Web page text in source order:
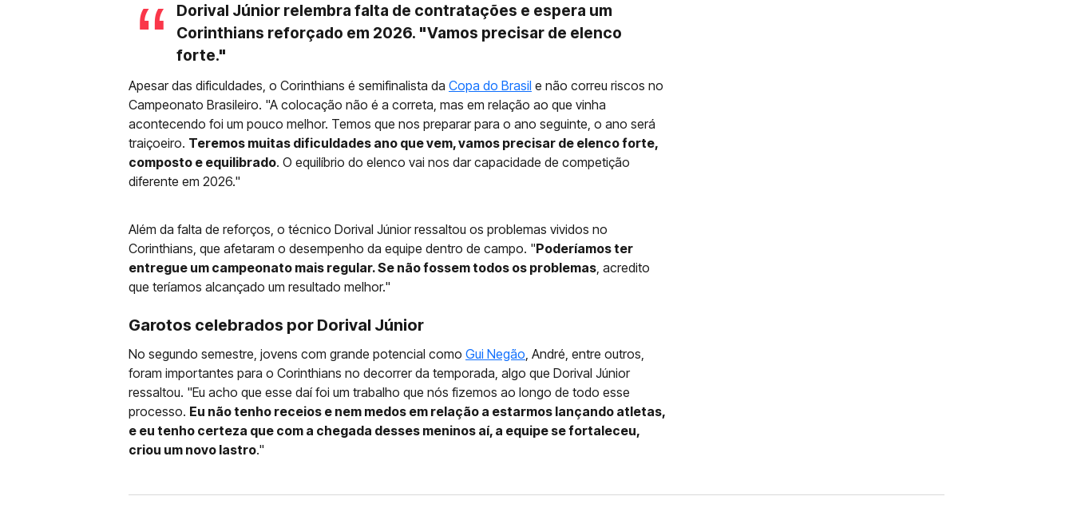
Dorival Júnior relembra falta de contratações e espera um
Corinthians reforçado em 2026. "Vamos precisar de elenco
forte."
Apesar das dificuldades, o Corinthians é semifinalista da Copa do Brasil e não correu riscos no
Campeonato Brasileiro. "A colocação não é a correta, mas em relação ao que vinha
acontecendo foi um pouco melhor. Temos que nos preparar para o ano seguinte, o ano será
traiçoeiro. Teremos muitas dificuldades ano que vem, vamos precisar de elenco forte,
composto e equilibrado. O equilíbrio do elenco vai nos dar capacidade de competição
diferente em 2026."
Além da falta de reforços, o técnico Dorival Júnior ressaltou os problemas vividos no
Corinthians, que afetaram o desempenho da equipe dentro de campo. "Poderíamos ter
entregue um campeonato mais regular. Se não fossem todos os problemas, acredito
que teríamos alcançado um resultado melhor."
Garotos celebrados por Dorival Júnior
No segundo semestre, jovens com grande potencial como Gui Negão, André, entre outros,
foram importantes para o Corinthians no decorrer da temporada, algo que Dorival Júnior
ressaltou. "Eu acho que esse daí foi um trabalho que nós fizemos ao longo de todo esse
processo. Eu não tenho receios e nem medos em relação a estarmos lançando atletas,
e eu tenho certeza que com a chegada desses meninos aí, a equipe se fortaleceu,
criou um novo lastro."